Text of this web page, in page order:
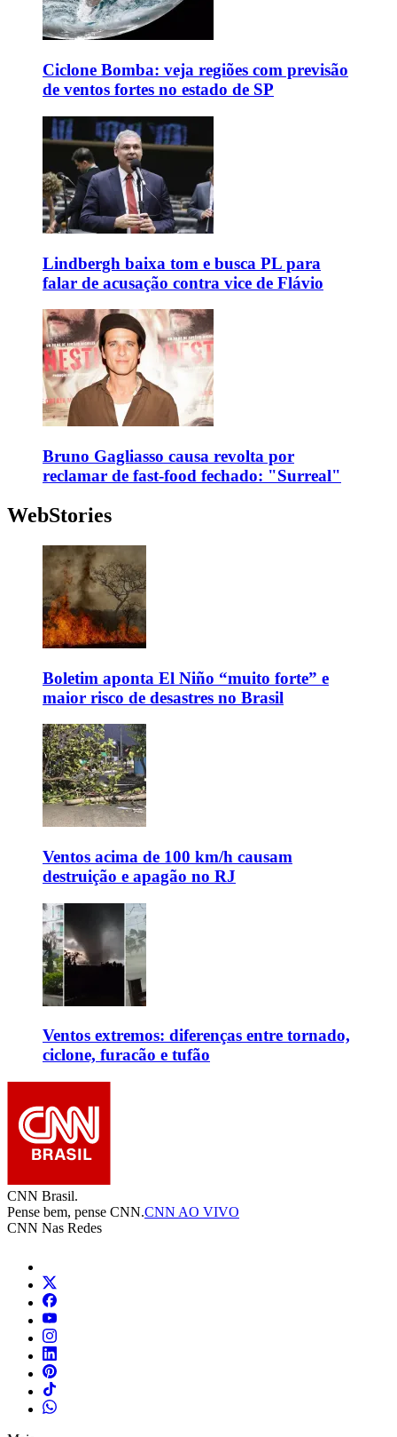
Ciclone Bomba: veja regiões com previsão
de ventos fortes no estado de SP
Lindbergh baixa tom e busca PL para
falar de acusação contra vice de Flávio
Bruno Gagliasso causa revolta por
reclamar de fast-food fechado: "Surreal"
WebStories
Boletim aponta El Niño “muito forte” e
maior risco de desastres no Brasil
Ventos acima de 100 km/h causam
destruição e apagão no RJ
Ventos extremos: diferenças entre tornado,
ciclone, furacão e tufão
CNN Brasil.
Pense bem, pense CNN.CNN AO VIVO
CNN Nas Redes